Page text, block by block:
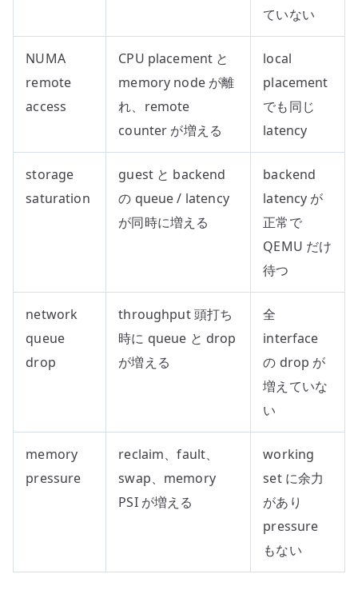
ていない
NUMA
remote
access
CPU placement と
memory node が離
れ、remote
counter が増える
local
placement
でも同じ
latency
storage
saturation
guest と backend
の queue / latency
が同時に増える
backend
latency が
正常で
QEMU だけ
待つ
network
queue
drop
throughput 頭打ち
時に queue と drop
が増える
全
interface
の drop が
増えていな
い
memory
pressure
reclaim、fault、
swap、memory
PSI が増える
working
set に余力
があり
pressure
もない